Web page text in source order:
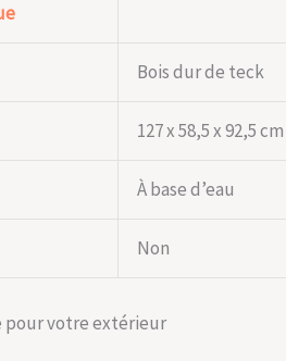
Bois dur de teck
127 x 58,5 x 92,5
À base d’eau
Non
pour votre extérieur